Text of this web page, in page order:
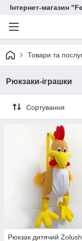
Інтернет-магазин
Товари та
Рюкзаки-іграшки
Сортування
Рюкзак дитячий